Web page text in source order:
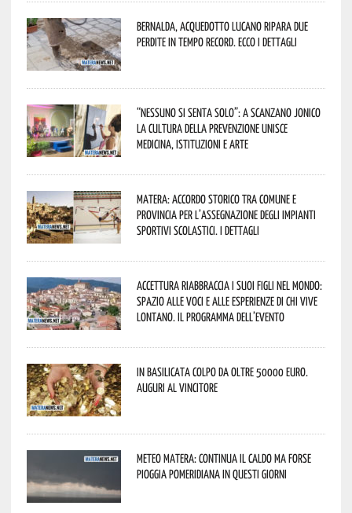
Bernalda, Acquedotto Lucano ripara due
perdite in tempo record. Ecco i dettagli
“Nessuno si senta solo”: a Scanzano Jonico
la cultura della prevenzione unisce
medicina, istituzioni e arte
Matera: accordo storico tra Comune e
Provincia per l’assegnazione degli impianti
sportivi scolastici. I dettagli
Accettura riabbraccia i suoi figli nel mondo:
spazio alle voci e alle esperienze di chi vive
lontano. Il programma dell’evento
In Basilicata colpo da oltre 50000 euro.
Auguri al vincitore
Meteo Matera: continua il caldo ma forse
pioggia pomeridiana in questi giorni